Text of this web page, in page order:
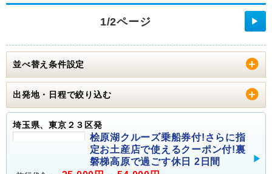
1/2ページ ▶
並べ替え条件設定
出発地・日程で絞り込む
埼玉県、東京２３区発
桧原湖クルーズ乗船券付!さらに指
定お土産店で使えるクーポン付!裏
磐梯高原で過ごす休日 2日間